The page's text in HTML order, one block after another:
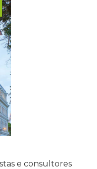
e consultores